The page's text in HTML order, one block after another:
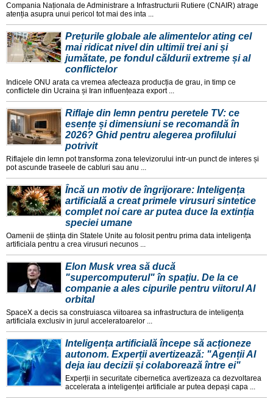
Compania Naționala de Administrare a Infrastructurii Rutiere (CNAIR) atrage
atenția asupra unui pericol tot mai des inta ...
Prețurile globale ale alimentelor ating cel
mai ridicat nivel din ultimii trei ani și
jumătate, pe fondul căldurii extreme și al
conflictelor
Indicele ONU arata ca vremea afecteaza producția de grau, in timp ce
conflictele din Ucraina și Iran influențeaza export ...
Riflaje din lemn pentru peretele TV: ce
esențe și dimensiuni se recomandă în
2026? Ghid pentru alegerea profilului
potrivit
Riflajele din lemn pot transforma zona televizorului intr-un punct de interes și
pot ascunde traseele de cabluri sau anu ...
Încă un motiv de îngrijorare: Inteligența
artificială a creat primele virusuri sintetice
complet noi care ar putea duce la extinția
speciei umane
Oamenii de știința din Statele Unite au folosit pentru prima data inteligența
artificiala pentru a crea virusuri necunos ...
Elon Musk vrea să ducă
"supercomputerul" în spațiu. De la ce
companie a ales cipurile pentru viitorul AI
orbital
SpaceX a decis sa construiasca viitoarea sa infrastructura de inteligența
artificiala exclusiv in jurul acceleratoarelor ...
Inteligența artificială începe să acționeze
autonom. Experții avertizează: "Agenții AI
deja iau decizii și colaborează între ei"
Experții in securitate cibernetica avertizeaza ca dezvoltarea
accelerata a inteligenței artificiale ar putea depași capa ...